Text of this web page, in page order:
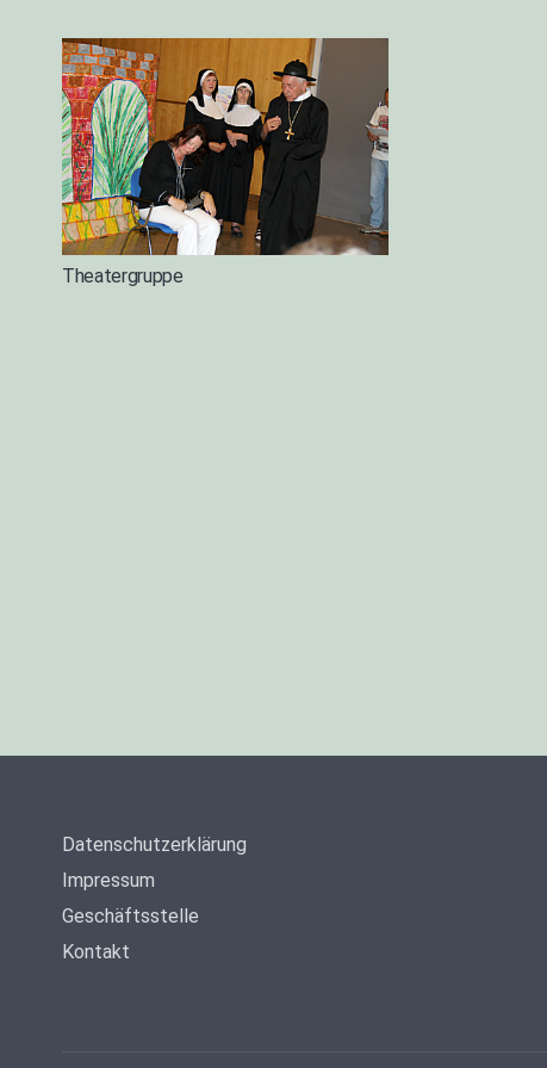
Theatergruppe
Datenschutzerklärung
Impressum
Geschäftsstelle
Kontakt